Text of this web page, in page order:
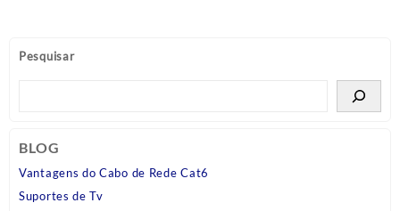
Pesquisar
BLOG
Vantagens do Cabo de Rede Cat6
Suportes de Tv